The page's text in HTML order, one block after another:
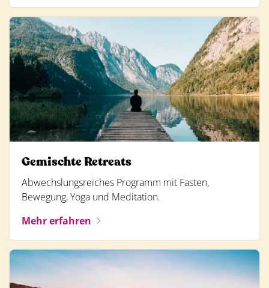
Gemischte Retreats
Abwechslungsreiches Programm mit Fasten,
Bewegung, Yoga und Meditation.
Mehr erfahren